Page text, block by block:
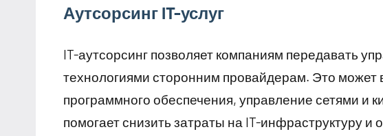
Аутсорсинг IT-услуг
IT-аутсорсинг позволяет компаниям передавать
технологиями сторонним провайдерам. Это может
программного обеспечения, управление сетями и
помогает снизить затраты на IT-инфраструктуру и